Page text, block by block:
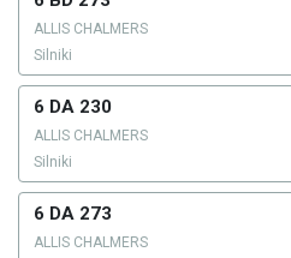
ALLIS CHALMERS
Silniki
6 DA 230
ALLIS CHALMERS
Silniki
6 DA 273
ALLIS CHALMERS